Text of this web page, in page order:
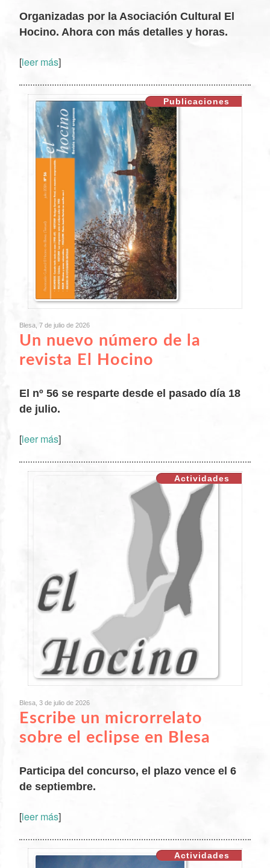
XX
Organizadas por la Asociación Cultural El
Hocino. Ahora con más detalles y horas.
[leer más]
Publicaciones
XX
Blesa, 7 de julio de 2026
Un nuevo número de la
revista El Hocino
El nº 56 se resparte desde el pasado día 18
de julio.
[leer más]
Actividades
XX
Blesa, 3 de julio de 2026
Escribe un microrrelato
sobre el eclipse en Blesa
Participa del concurso, el plazo vence el 6
de septiembre.
[leer más]
Actividades